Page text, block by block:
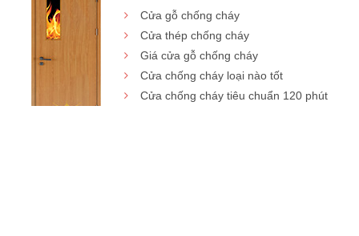
Cửa gỗ chống cháy
Cửa thép chống cháy
Giá cửa gỗ chống cháy
Cửa chống cháy loại nào tốt
Cửa chống cháy tiêu chuẩn 120 phút